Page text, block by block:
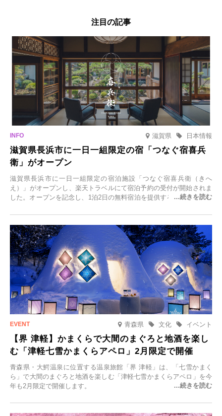
注目の記事
滋賀県 日本情報
滋賀県長浜市に一日一組限定の宿「つなぐ宿喜兵
衛」がオープン
滋賀県長浜市に一日一組限定の宿泊施設「つなぐ宿喜兵衛（きへ
え）」がオープンし、楽天トラベルにて宿泊予約の受付が開始されま
した。オープンを記念し、1泊2日の無料宿泊を提供するキャンペーン
一組限定の宿だからこそ叶う、大切な人との特別な時間を体験いただ
けます。
青森県 イベント
文化
【界 津軽】かまくらで大間のまぐろと地酒を楽し
む「津軽七雪かまくらアペロ」2月限定で開催
青森県・大鰐温泉に位置する温泉旅館「界 津軽」は、「七雪かまく
ら」で大間のまぐろと地酒を楽しむ「津軽七雪かまくらアペロ」を今
年も2月限定で開催します。